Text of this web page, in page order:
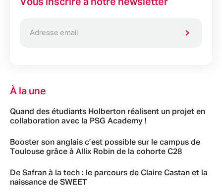
À la une
Quand des étudiants Holberton réalisent un projet en
collaboration avec la PSG Academy !
Booster son anglais c’est possible sur le campus de
Toulouse grâce à Allix Robin de la cohorte C28
De Safran à la tech : le parcours de Claire Castan et la
naissance de SWEET